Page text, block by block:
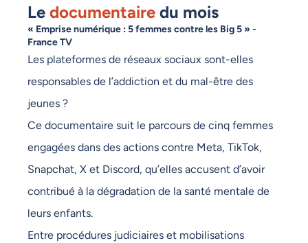
Le documentaire du mois
« Emprise numérique : 5 femmes contre les Big 5 » -
France TV
Les plateformes de réseaux sociaux sont-elles
responsables de l’addiction et du mal-être des
jeunes ?
Ce documentaire suit le parcours de cinq femmes
engagées dans des actions contre Meta, TikTok,
Snapchat, X et Discord, qu’elles accusent d’avoir
contribué à la dégradation de la santé mentale de
leurs enfants.
Entre procédures judiciaires et mobilisations